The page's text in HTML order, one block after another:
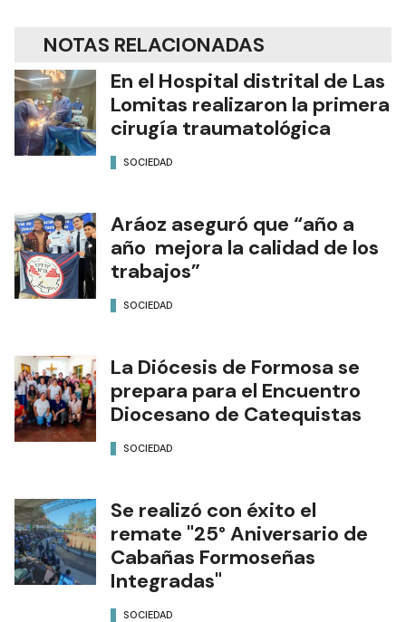
NOTAS RELACIONADAS
En el Hospital distrital de Las
Lomitas realizaron la primera
cirugía traumatológica
SOCIEDAD
Aráoz aseguró que “año a
año mejora la calidad de los
trabajos”
SOCIEDAD
La Diócesis de Formosa se
prepara para el Encuentro
Diocesano de Catequistas
SOCIEDAD
Se realizó con éxito el
remate "25° Aniversario de
Cabañas Formoseñas
Integradas"
SOCIEDAD